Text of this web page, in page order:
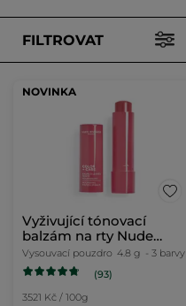
FILTROVAT
NOVINKA
Vyživující tónovací
balzám na rty Nude
Rosé
Vysouvací pouzdro 4.8 g - 3 barvy
(93)
3521 Kč / 100g